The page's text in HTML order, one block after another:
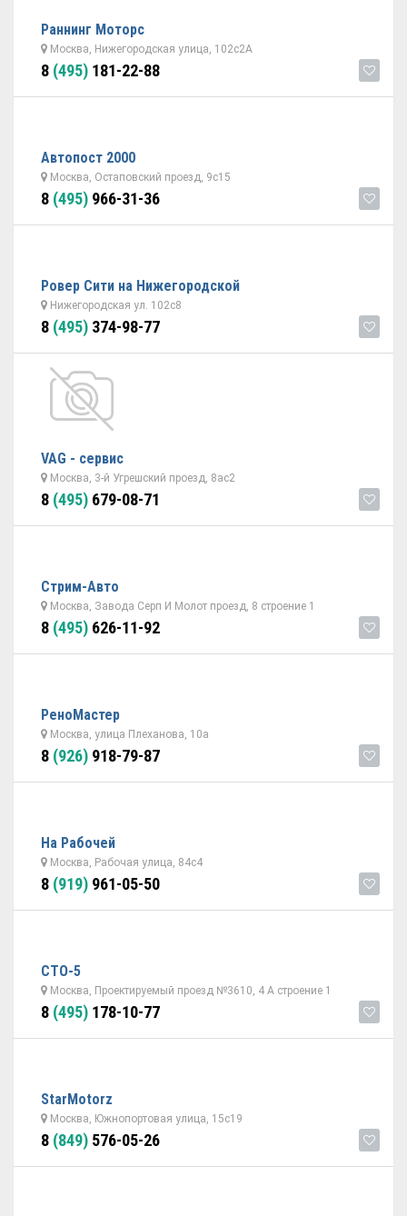
Раннинг Моторс
Москва, Нижегородская улица, 102с2А
8 (495) 181-22-88
Автопост 2000
Москва, Остаповский проезд, 9с15
8 (495) 966-31-36
Ровер Сити на Нижегородской
Нижегородская ул. 102с8
8 (495) 374-98-77
VAG - сервис
Москва, 3-й Угрешский проезд, 8ас2
8 (495) 679-08-71
Стрим-Авто
Москва, Завода Серп И Молот проезд, 8 строение 1
8 (495) 626-11-92
РеноМастер
Москва, улица Плеханова, 10а
8 (926) 918-79-87
На Рабочей
Москва, Рабочая улица, 84с4
8 (919) 961-05-50
СТО-5
Москва, Проектируемый проезд №3610, 4 А строение 1
8 (495) 178-10-77
StarMotorz
Москва, Южнопортовая улица, 15с19
8 (849) 576-05-26